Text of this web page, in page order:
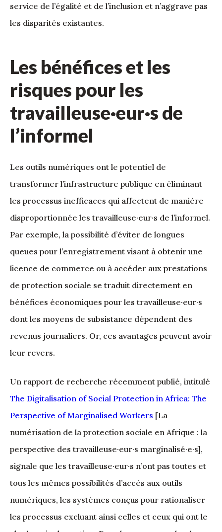
service de l’égalité et de l’inclusion et n’aggrave pas
les disparités existantes.
Les bénéfices et les
risques pour les
travailleuse·eur·s de
l’informel
Les outils numériques ont le potentiel de
transformer l’infrastructure publique en éliminant
les processus inefficaces qui affectent de manière
disproportionnée les travailleuse·eur·s de l’informel.
Par exemple, la possibilité d’éviter de longues
queues pour l’enregistrement visant à obtenir une
licence de commerce ou à accéder aux prestations
de protection sociale se traduit directement en
bénéfices économiques pour les travailleuse·eur·s
dont les moyens de subsistance dépendent des
revenus journaliers. Or, ces avantages peuvent avoir
leur revers.
Un rapport de recherche récemment publié, intitulé
The Digitalisation of Social Protection in Africa: The
Perspective of Marginalised Workers [La
numérisation de la protection sociale en Afrique : la
perspective des travailleuse·eur·s marginalisé·e·s],
signale que les travailleuse·eur·s n’ont pas toutes et
tous les mêmes possibilités d’accès aux outils
numériques, les systèmes conçus pour rationaliser
les processus excluant ainsi celles et ceux qui ont le